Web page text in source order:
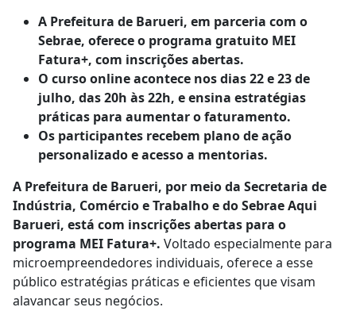
A Prefeitura de Barueri, em parceria com o
Sebrae, oferece o programa gratuito MEI
Fatura+, com inscrições abertas.
O curso online acontece nos dias 22 e 23 de
julho, das 20h às 22h, e ensina estratégias
práticas para aumentar o faturamento.
Os participantes recebem plano de ação
personalizado e acesso a mentorias.
A Prefeitura de Barueri, por meio da Secretaria de
Indústria, Comércio e Trabalho e do Sebrae Aqui
Barueri, está com inscrições abertas para o
programa MEI Fatura+. Voltado especialmente para
microempreendedores individuais, oferece a esse
público estratégias práticas e eficientes que visam
alavancar seus negócios.